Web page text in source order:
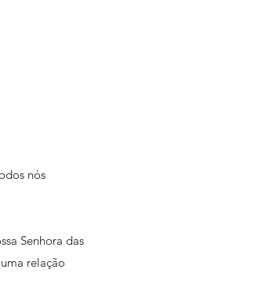
nós
Senhora das
relação